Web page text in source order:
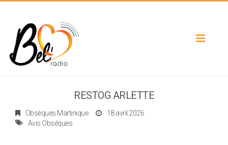
Toggle
RESTOG ARLETTE
Obsèques Martinique
18 avril 2026
Avis Obsèques